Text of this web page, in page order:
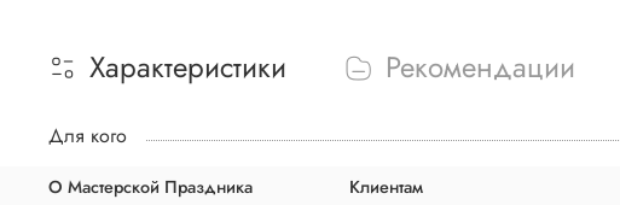
Характеристики Рекомендации
Для кого
О Мастерской Праздника
Клиентам